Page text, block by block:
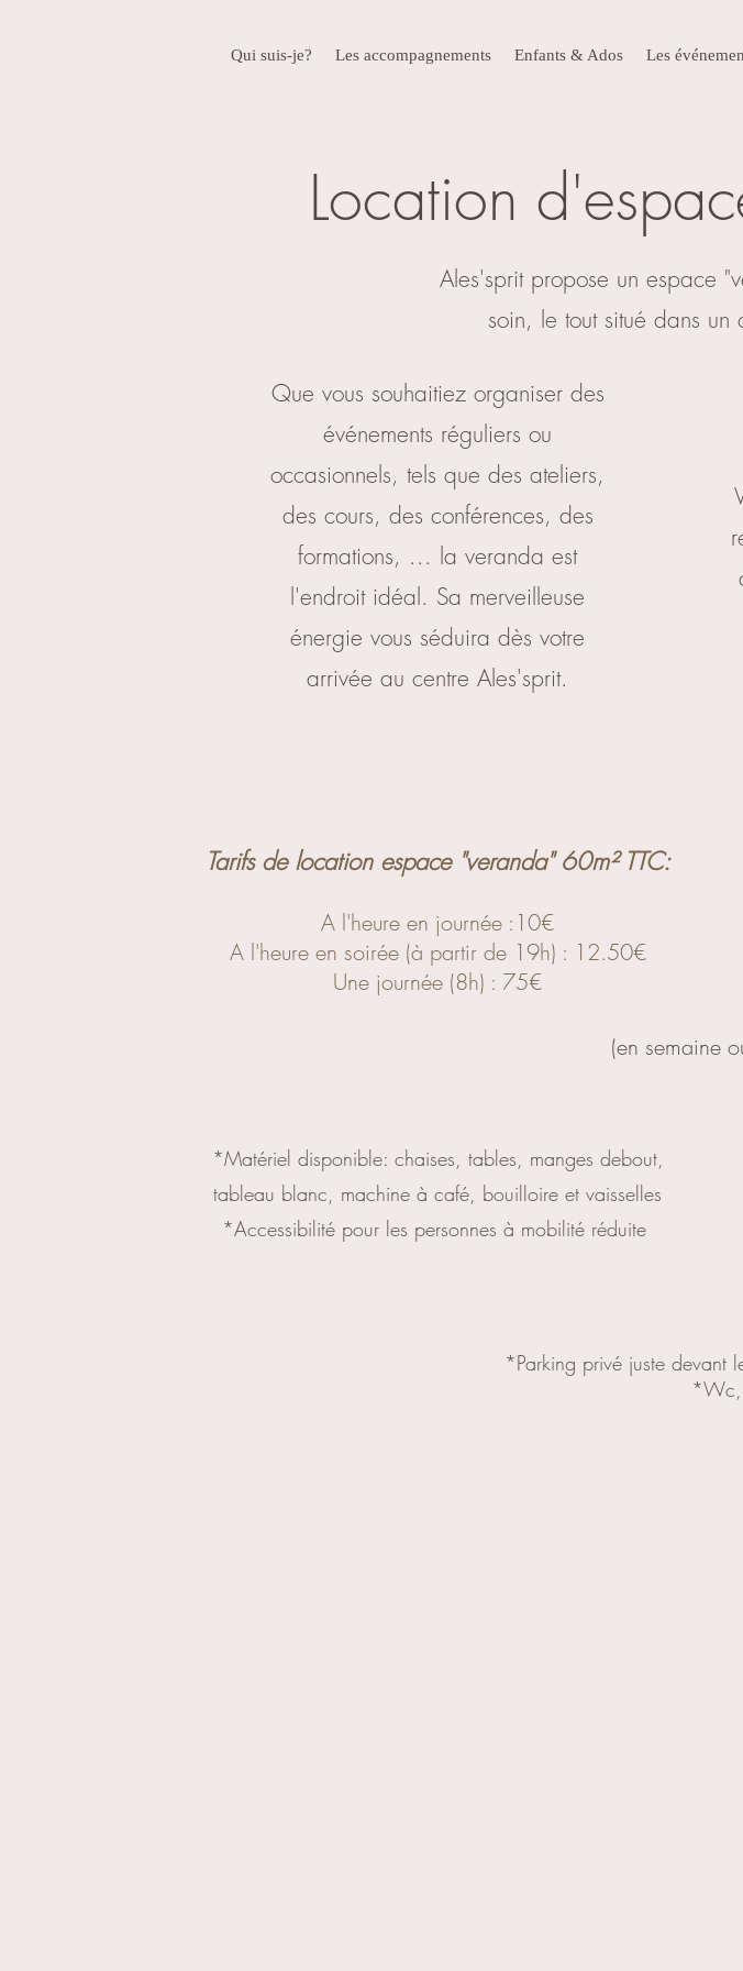
Qui suis-je? Les accompagnements Enfants & Ados Les
Location
Ales'sprit propose un espace
soin, le tout situé dans
Que vous souhaitiez organiser des
événements réguliers ou
occasionnels, tels que des ateliers,
des cours, des conférences, des
formations, ... la veranda est
l'endroit idéal. Sa merveilleuse
énergie vous séduira dès votre
arrivée au centre Ales'sprit.
Tarifs de location espace "veranda" 60m² TTC:
A l'heure en journée :10€
A l'heure en soirée (à partir de 19h) : 12.50€
Une journée (8h) : 75€
(en semaine
*Matériel disponible: chaises, tables, manges debout,
tableau blanc, machine à café, bouilloire et vaisselles
*Accessibilité pour les personnes à mobilité réduite
*Parking privé juste devant
*Wc,